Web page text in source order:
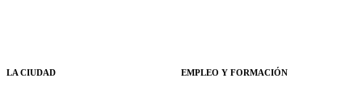
LA CIUDAD EMPLEO Y FORMACIÓN